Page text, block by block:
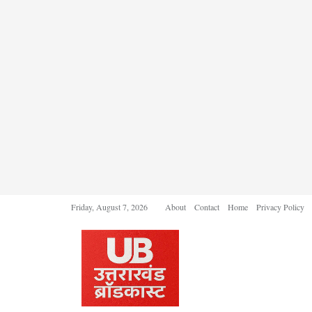
Friday, August 7, 2026 About Contact Home Privacy Policy